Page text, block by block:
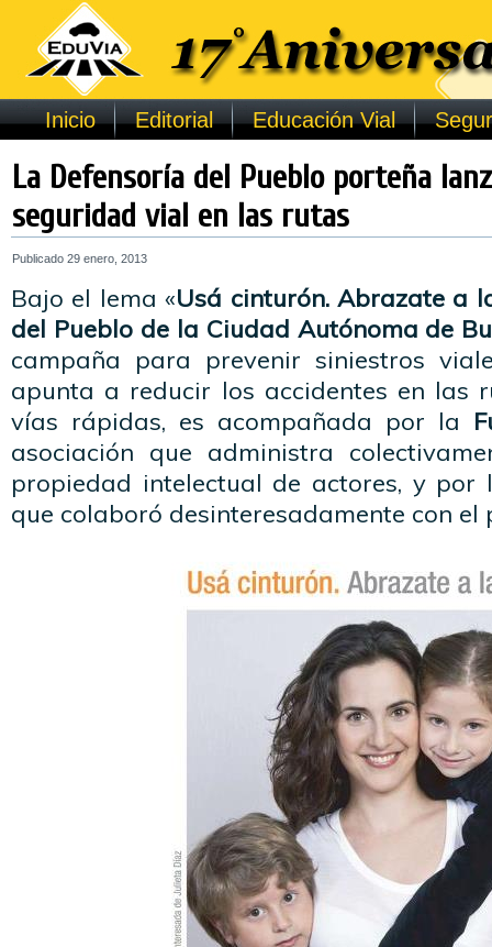
Inicio Editorial Educación Vial
La Defensoría del Pueblo porteña
seguridad vial en las rutas
Publicado 29 enero, 2013
Bajo el lema «Usá cinturón. Abrazate a
del Pueblo de la Ciudad Autónoma de
campaña para prevenir siniestros
apunta a reducir los accidentes en las
vías rápidas, es acompañada por la
asociación que administra
propiedad intelectual de actores, y por
que colaboró desinteresadamente con el